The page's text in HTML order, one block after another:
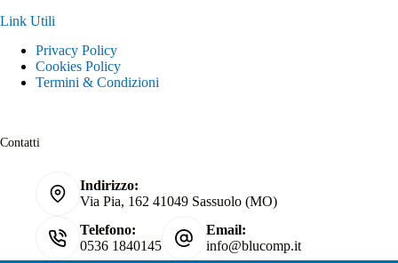
Link Utili
Privacy Policy
Cookies Policy
Termini & Condizioni
Contatti
Indirizzo:
Via Pia, 162 41049 Sassuolo (MO)
Telefono:
0536 1840145
Email:
info@blucomp.it